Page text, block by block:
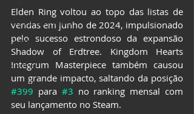
HQs e MANGÁS
LIVROS
CCXP25
ImagineLand
Elden Ring voltou ao topo das listas de
vendas em junho de 2024, impulsionado
pelo sucesso estrondoso da expansão
Shadow of Erdtree. Kingdom Hearts
Integrum Masterpiece também causou
#399 para #3 no ranking mensal com
seu lançamento no Steam.